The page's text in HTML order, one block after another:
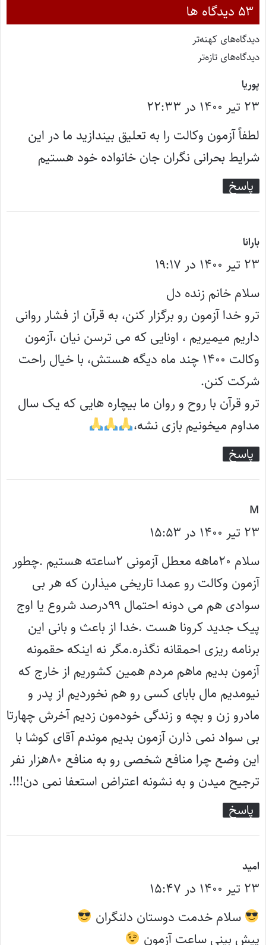
‫۵۳ دیدگاه ها
دیدگاه‌های کهنه‌تر
دیدگاه‌های تازه‌تر
پوریا
ف
ت
:
۲۳ تیر ۱۴۰۰ در ۲۲:۳۳
لطفاً آزمون وکالت را به تعلیق بیندازید ما در این
شرایط بحرانی نگران جان خانواده خود هستیم
پاسخ
بارانا
ف
ت
:
۲۳ تیر ۱۴۰۰ در ۱۹:۱۷
سلام خانم زنده دل
ترو خدا آزمون رو برگزار کنن، به قرآن از فشار روانی
داریم میمیریم ، اونایی که می ترسن نیان ،آزمون
وکالت ۱۴۰۰ چند ماه دیگه هستش، با خیال راحت
شرکت کنن.
ترو قرآن با روح و روان ما بیچاره هایی که یک سال
مداوم میخونیم بازی نشه،
پاسخ
M
ف
ت
:
۲۳ تیر ۱۴۰۰ در ۱۵:۵۳
سلام ۲۰ماهه معطل آزمونی ۲ساعته هستیم .چطور
آزمون وکالت رو عمدا تاریخی میذارن که هر بی
سوادی هم می دونه احتمال ۹۹درصد شروع یا اوج
پیک جدید کرونا هست .خدا از باعث و بانی این
برنامه ریزی احمقانه نگذره.مگر نه اینکه حقمونه
آزمون بدیم ماهم مردم همین کشوریم از خارج که
نیومدیم مال بابای کسی رو هم نخوردیم از پدر و
مادرو زن و بچه و زندگی خودمون زدیم آخرش چهارتا
بی سواد نمی ذارن آزمون بدیم موندم آقای کوشا با
این وضع چرا منافع شخصی رو به منافع ۸۰هزار نفر
ترجیح میدن و به نشونه اعتراض استعفا نمی دن!!!.
پاسخ
امید
ف
ت
:
۲۳ تیر ۱۴۰۰ در ۱۵:۴۷
سلام خدمت دوستان دلنگران
پیش بینی ساعت آزمون